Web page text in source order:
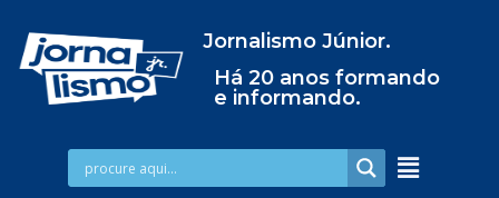
Jornalismo Júnior.
Há 20 anos formando
e informando.